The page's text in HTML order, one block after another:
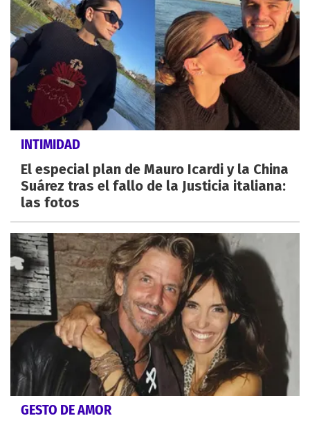
INTIMIDAD
El especial plan de Mauro Icardi y la China
Suárez tras el fallo de la Justicia italiana:
las fotos
GESTO DE AMOR